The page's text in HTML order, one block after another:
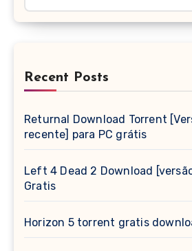
Recent Posts
Returnal Download Torrent
recente] para PC grátis
Left 4 Dead 2 Download
Gratis
Horizon 5 torrent gratis